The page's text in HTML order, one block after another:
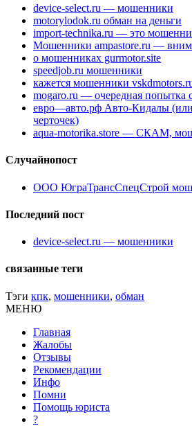
device-select.ru — мошенники
motorylodok.ru обман на деньги
import-technika.ru — это
Мошенники ampastore.ru —
о мошенниках gurmotor.site
speedjob.ru мошенники
кажется мошенники
mogaro.ru — очередная попытка
евро—авто.рф Авто-Кидалы
черточек)
aqua-motorika.store — СКАМ,
Случайнопост
ООО ЮграТрансСпецСтрой
Последний пост
device-select.ru — мошенники
связанные теги
Тэги кпк, мошенники, обман
МЕНЮ
Главная
Жалобы
Отзывы
Рекомендации
Инфо
Помни
Помощь юриста
?